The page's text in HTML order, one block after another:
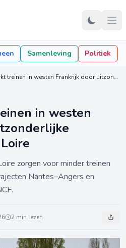
Samenleving Politiek
SNCF beperkt treinen in westen Frankrijk door uitzonderlijke overstromingen Loire
in westen
zorgen voor minder treinen
Nantes–Angers en
2 min lezen